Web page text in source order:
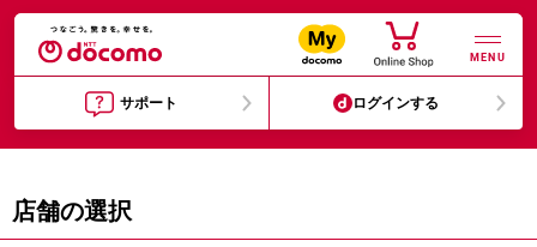
MENU
サポート ログインする
店舗の選択